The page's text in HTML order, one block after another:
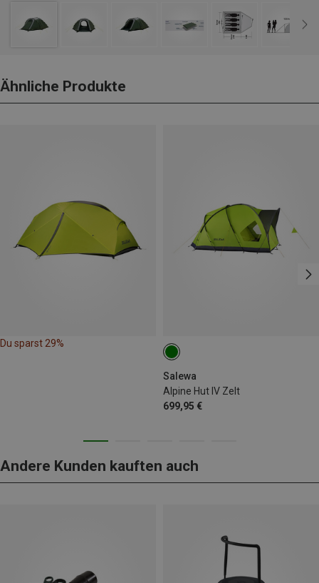
Ähnliche Produkte
Du sparst 29%
Salewa
Alpine Hut IV Zelt
699,95 €
Andere Kunden kauften auch